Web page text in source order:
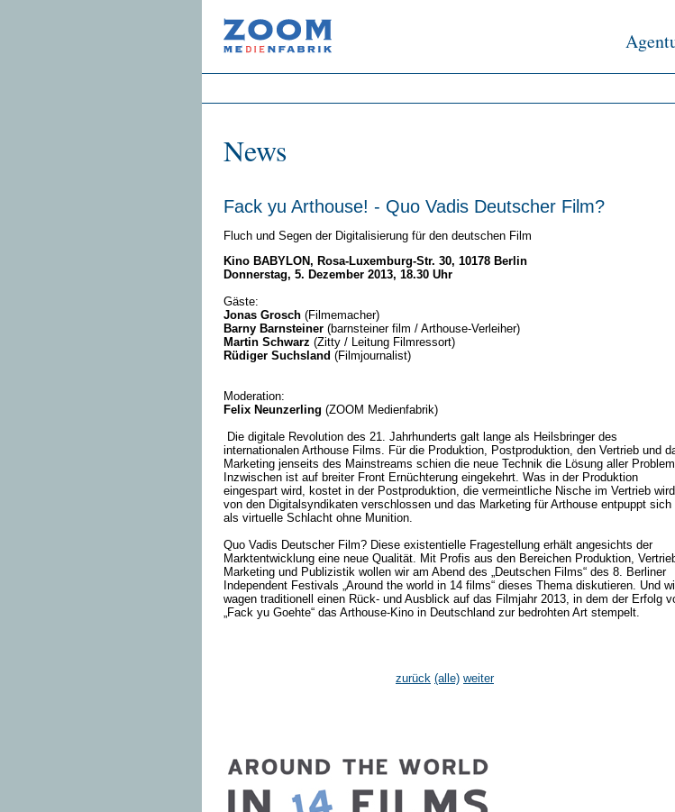
News
Fack yu Arthouse! - Quo Vadis Deutscher Film?
Fluch und Segen der Digitalisierung für den deutschen Film
Kino BABYLON, Rosa-Luxemburg-Str. 30, 10178 Berlin
Donnerstag, 5. Dezember 2013, 18.30 Uhr
Gäste:
Jonas Grosch (Filmemacher)
Barny Barnsteiner (barnsteiner film / Arthouse-Verleiher)
Martin Schwarz (Zitty / Leitung Filmressort)
Rüdiger Suchsland (Filmjournalist)
Moderation:
Felix Neunzerling (ZOOM Medienfabrik)
Die digitale Revolution des 21. Jahrhunderts galt lange als Heilsbringer des
internationalen Arthouse Films. Für die Produktion, Postproduktion, den Vertrieb und
Marketing jenseits des Mainstreams schien die neue Technik die Lösung aller
Inzwischen ist auf breiter Front Ernüchterung eingekehrt. Was in der Produktion
eingespart wird, kostet in der Postproduktion, die vermeintliche Nische im Vertrieb wird
von den Digitalsyndikaten verschlossen und das Marketing für Arthouse entpuppt sich
als virtuelle Schlacht ohne Munition.
Quo Vadis Deutscher Film? Diese existentielle Fragestellung erhält angesichts der
Marktentwicklung eine neue Qualität. Mit Profis aus den Bereichen Produktion,
Marketing und Publizistik wollen wir am Abend des „Deutschen Films“ des 8. Berliner
Independent Festivals „Around the world in 14 films“ dieses Thema diskutieren. Und
wagen traditionell einen Rück- und Ausblick auf das Filmjahr 2013, in dem der Erfolg
„Fack yu Goehte“ das Arthouse-Kino in Deutschland zur bedrohten Art stempelt.
zurück (alle) weiter